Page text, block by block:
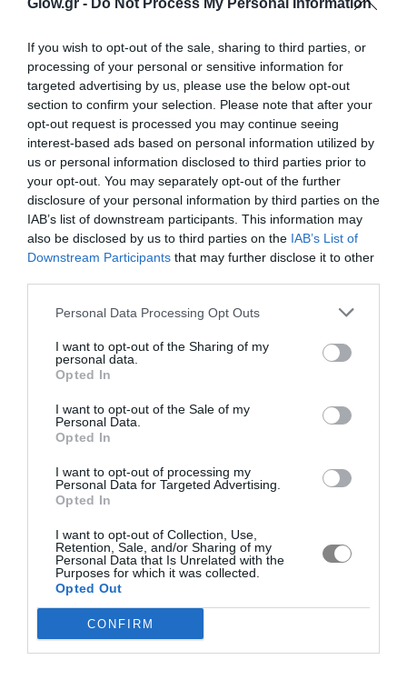
Glow.gr - Do Not Process My Personal Information
If you wish to opt-out of the sale, sharing to third parties, or
processing of your personal or sensitive information for
targeted advertising by us, please use the below opt-out
section to confirm your selection. Please note that after your
opt-out request is processed you may continue seeing
interest-based ads based on personal information utilized by
us or personal information disclosed to third parties prior to
your opt-out. You may separately opt-out of the further
disclosure of your personal information by third parties on the
IAB’s list of downstream participants. This information may
also be disclosed by us to third parties on the IAB’s List of
Downstream Participants that may further disclose it to other
Personal Data Processing Opt Outs
I want to opt-out of the Sharing of my
personal data.
Opted In
I want to opt-out of the Sale of my
Personal Data.
Opted In
I want to opt-out of processing my
Personal Data for Targeted Advertising.
Opted In
I want to opt-out of Collection, Use,
Retention, Sale, and/or Sharing of my
Personal Data that Is Unrelated with the
Purposes for which it was collected.
Opted Out
CONFIRM